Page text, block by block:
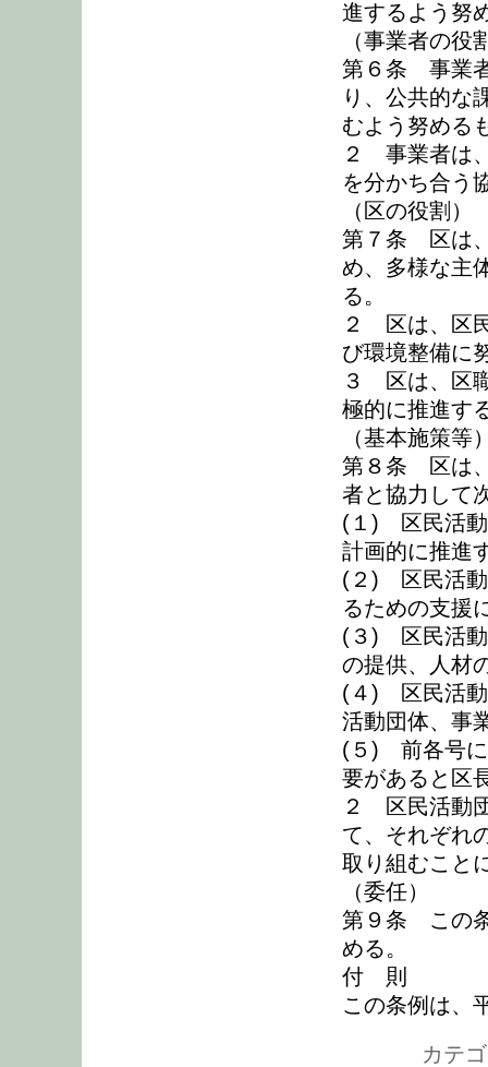
進するよう努
（事業者の役
第６条 事業
り、公共的な
むよう努める
２ 事業者は
を分かち合う
（区の役割）
第７条 区は
め、多様な主
る。
２ 区は、区
び環境整備に
３ 区は、区
極的に推進す
（基本施策等
第８条 区は
者と協力して
(１) 区民活動
計画的に推進
(２) 区民活動
るための支援
(３) 区民活動
の提供、人材
(４) 区民活動
活動団体、事
(５) 前各号に
要があると区
２ 区民活動
て、それぞれ
取り組むこと
（委任）
第９条 この
める。
付 則
この条例は、
カテ